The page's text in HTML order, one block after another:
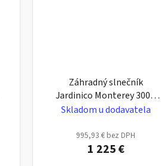
Záhradný slnečník
Jardinico Monterey 300 x
300 cm - štvorcový,
Skladom u dodavatela
995,93 € bez DPH
1 225 €